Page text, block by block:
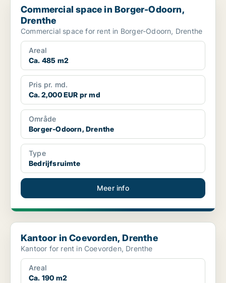
Commercial space in Borger-Odoorn,
Drenthe
Commercial space for rent in Borger-Odoorn, Drenthe
Areal
Ca. 485 m2
Pris pr. md.
Ca. 2,000 EUR pr md
Område
Borger-Odoorn, Drenthe
Type
Bedrijfsruimte
Meer info
Kantoor in Coevorden, Drenthe
Kantoor in Coevorden, Drenthe
Kantoor for rent in Coevorden, Drenthe
Areal
Ca. 190 m2